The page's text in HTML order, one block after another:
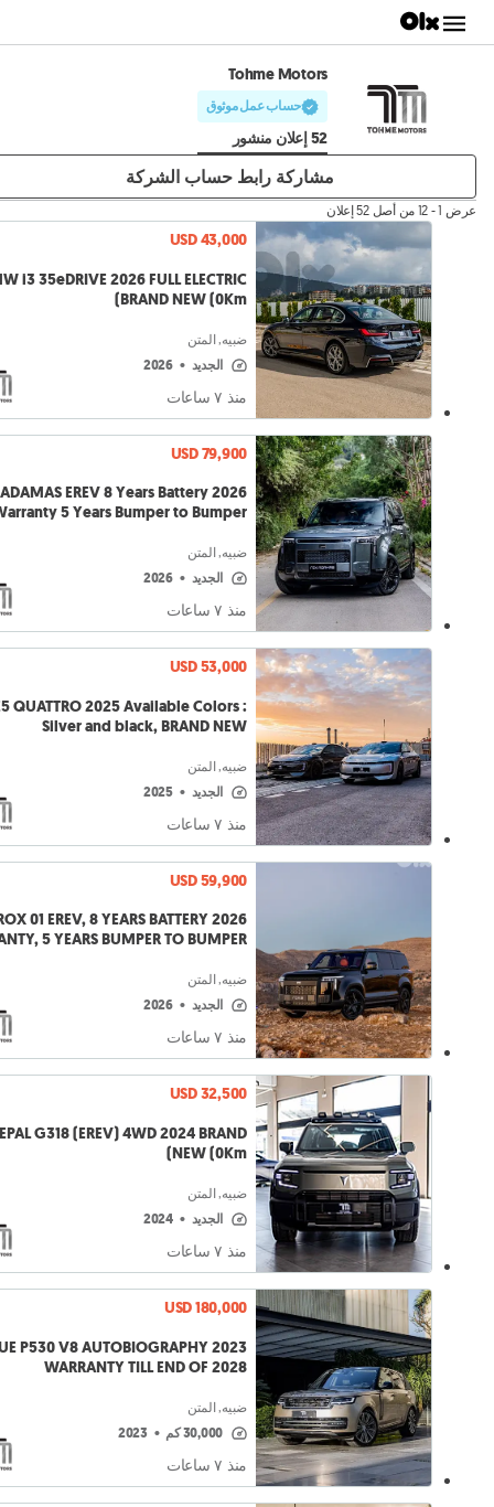
Tohme Motors
حساب عمل موثوق
52 إعلان منشور
مشاركة رابط حساب الشركة
عرض 1 - 12 من أصل 52 إعلان
USD 43,000
ELECTRIC
BRAND NEW (0Km)
ضبيه, المتن
الجديد •
2026
منذ ٧ ساعات
USD 79,900
ADAMAS EREV 8 Years Battery
5 Years Bumper to Bumper
ضبيه, المتن
الجديد •
2026
منذ ٧ ساعات
USD 53,000
Silver and black, BRAND NEW
ضبيه, المتن
الجديد •
2025
منذ ٧ ساعات
USD 59,900
ROX 01 EREV, 8 YEARS BATTERY
5 YEARS BUMPER TO BUMPER
ضبيه, المتن
الجديد •
2026
منذ ٧ ساعات
USD 32,500
G318 (EREV) 4WD 2024 BRAND
NEW (0Km)
ضبيه, المتن
الجديد •
2024
منذ ٧ ساعات
USD 180,000
2023
WARRANTY TILL END OF 2028
ضبيه, المتن
30,000 كم •
2023
منذ ٧ ساعات